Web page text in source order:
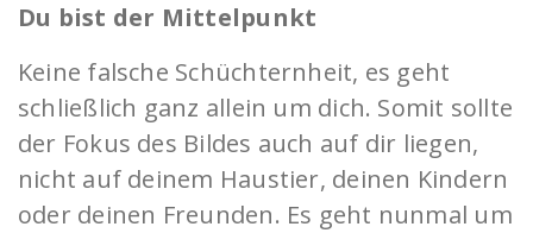
Du bist der Mittelpunkt
Keine falsche Schüchternheit, es geht
schließlich ganz allein um dich. Somit sollte
der Fokus des Bildes auch auf dir liegen,
nicht auf deinem Haustier, deinen Kindern
oder deinen Freunden. Es geht nunmal um